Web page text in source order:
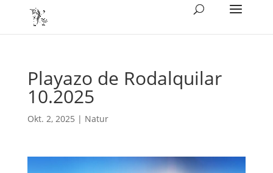
Playazo de Rodalquilar
10.2025
Okt. 2, 2025 | Natur